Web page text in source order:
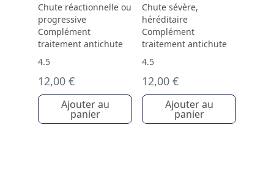
Chute réactionnelle ou
progressive
Complément
traitement antichute
4.5
12,00 €
Ajouter au
panier
Chute sévère,
héréditaire
Complément
traitement antichute
4.5
12,00 €
Ajouter au
panier